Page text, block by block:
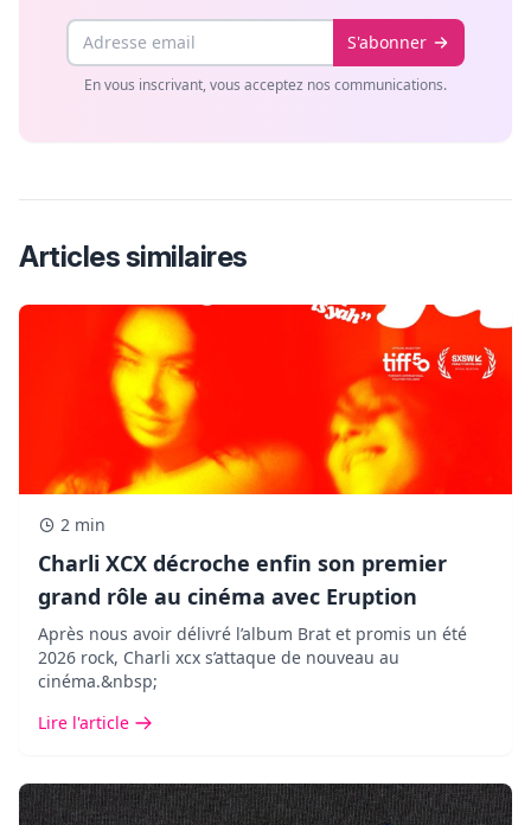
Email S'abonner
En vous inscrivant, vous acceptez nos communications.
Articles similaires
2 min
Charli XCX décroche enfin son premier
grand rôle au cinéma avec Eruption
Après nous avoir délivré l’album Brat et promis un été
2026 rock, Charli xcx s’attaque de nouveau au
cinéma.&nbsp;
Lire l'article